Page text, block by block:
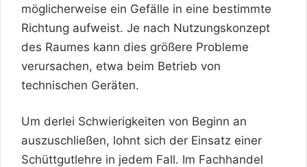
möglicherweise ein Gefälle in eine bestimmte
Richtung aufweist. Je nach Nutzungskonzept
des Raumes kann dies größere Probleme
verursachen, etwa beim Betrieb von
technischen Geräten.
Um derlei Schwierigkeiten von Beginn an
auszuschließen, lohnt sich der Einsatz einer
Schüttgutlehre in jedem Fall. Im Fachhandel